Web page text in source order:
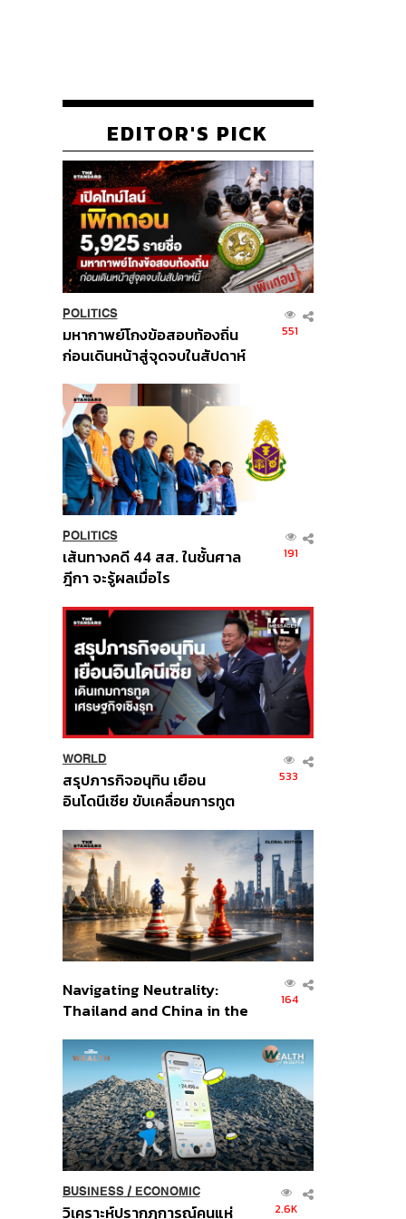
EDITOR'S PICK
POLITICS
มหากาพย์โกงข้อสอบท้องถิ่น
ก่อนเดินหน้าสู่จุดจบในสัปดาห์
551
POLITICS
เส้นทางคดี 44 สส. ในชั้นศาล
ฎีกา จะรู้ผลเมื่อไร
191
WORLD
สรุปภารกิจอนุทิน เยือน
อินโดนีเซีย ขับเคลื่อนการทูต
ส่วนยุทธศาสตร์ไทย –
อินโดนีเซีย
533
Navigating Neutrality:
Thailand and China in the
Order
164
BUSINESS/ ECONOMIC
วิเคราะห์ปรากฏการณ์คนแห่ 2.6K